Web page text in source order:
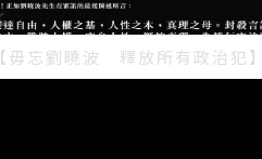
【毋忘劉曉波 釋放所有政治犯】